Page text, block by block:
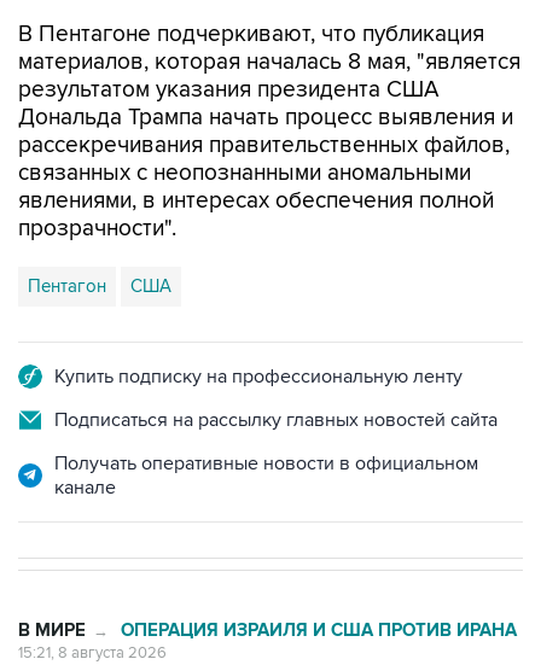
В Пентагоне подчеркивают, что публикация
материалов, которая началась 8 мая, "является
результатом указания президента США
Дональда Трампа начать процесс выявления и
рассекречивания правительственных файлов,
связанных с неопознанными аномальными
явлениями, в интересах обеспечения полной
прозрачности".
Пентагон США
Купить подписку на профессиональную ленту
Подписаться на рассылку главных новостей сайта
Получать оперативные новости в официальном
канале
В МИРЕ → ОПЕРАЦИЯ ИЗРАИЛЯ И США ПРОТИВ ИРАНА
15:21, 8 августа 2026